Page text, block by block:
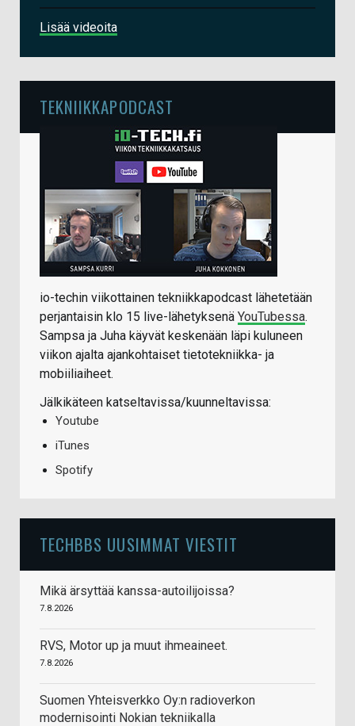
Lisää videoita
TEKNIIKKAPODCAST
io-techin viikottainen tekniikkapodcast lähetetään
perjantaisin klo 15 live-lähetyksenä YouTubessa.
Sampsa ja Juha käyvät keskenään läpi kuluneen
viikon ajalta ajankohtaiset tietotekniikka- ja
mobiiliaiheet.
Jälkikäteen katseltavissa/kuunneltavissa:
Youtube
iTunes
Spotify
TECHBBS UUSIMMAT VIESTIT
Mikä ärsyttää kanssa-autoilijoissa?
7.8.2026
RVS, Motor up ja muut ihmeaineet.
7.8.2026
Suomen Yhteisverkko Oy:n radioverkon
modernisointi Nokian tekniikalla